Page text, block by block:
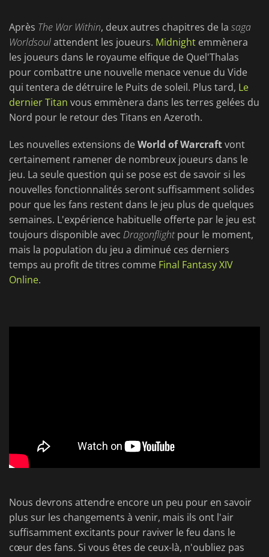
Après The War Within, deux autres chapitres de la saga
Worldsoulattendent les joueurs. Midnight emmènera
les joueurs dans le royaume elfique de Quel'Thalas
pour combattre une nouvelle menace venue du Vide
qui tentera de détruire le Puits de soleil. Plus tard, Le
dernier Titan vous emmènera dans les terres gelées du
Nord pour le retour des Titans en Azeroth.
Les nouvelles extensions deWorld of Warcraftvont
certainement ramener de nombreux joueurs dans le
jeu. La seule question qui se pose est de savoir si les
nouvelles fonctionnalités seront suffisamment solides
pour que les fans restent dans le jeu plus de quelques
semaines. L'expérience habituelle offerte par le jeu est
toujours disponible avec Dragonflightpour le moment,
mais la population du jeu a diminué ces derniers
temps au profit de titres comme Final Fantasy XIV
Online.
Nous devrons attendre encore un peu pour en savoir
plus sur les changements à venir, mais ils ont l'air
suffisamment excitants pour raviver le feu dans le
cœur des fans. Si vous êtes de ceux-là, n'oubliez pas